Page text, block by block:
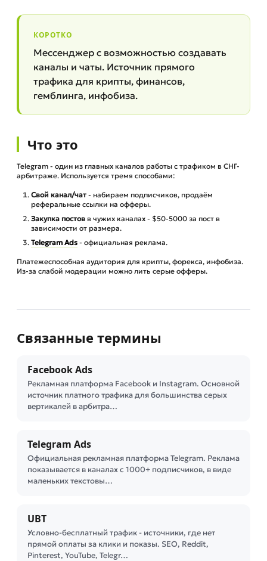
КОРОТКО
Мессенджер с возможностью создавать
каналы и чаты. Источник прямого
трафика для крипты, финансов,
гемблинга, инфобиза.
Что это
Telegram - один из главных каналов работы с трафиком в СНГ-
арбитраже. Используется тремя способами:
Свой канал/чат - набираем подписчиков, продаём
реферальные ссылки на офферы.
Закупка постов в чужих каналах - $50-5000 за пост в
зависимости от размера.
Telegram Ads - официальная реклама.
Платежеспособная аудитория для крипты, форекса, инфобиза.
Из-за слабой модерации можно лить серые офферы.
Связанные термины
Facebook Ads
Рекламная платформа Facebook и Instagram. Основной
источник платного трафика для большинства серых
вертикалей в арбитра…
Telegram Ads
Официальная рекламная платформа Telegram. Реклама
показывается в каналах с 1000+ подписчиков, в виде
маленьких текстовы…
UBT
Условно-бесплатный трафик - источники, где нет
прямой оплаты за клики и показы. SEO, Reddit,
Pinterest, YouTube, Telegr…